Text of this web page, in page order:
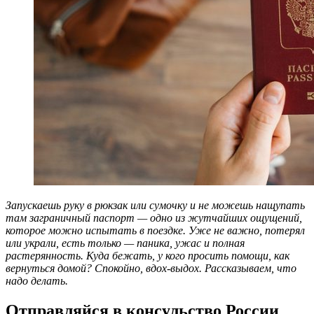
Запускаешь руку в рюкзак или сумочку и не можешь нащупать
там заграничный паспорт — одно из жутчайших ощущений,
которое можно испытать в поездке. Уже не важно, потерял
или украли, есть только — паника, ужас и полная
растерянность. Куда бежать, у кого просить помощи, как
вернуться домой? Спокойно, вдох-выдох. Рассказываем, что
надо делать.